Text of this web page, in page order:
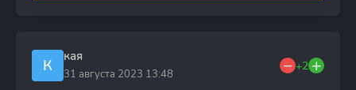
К кая
31 августа 2023 13:48
+2